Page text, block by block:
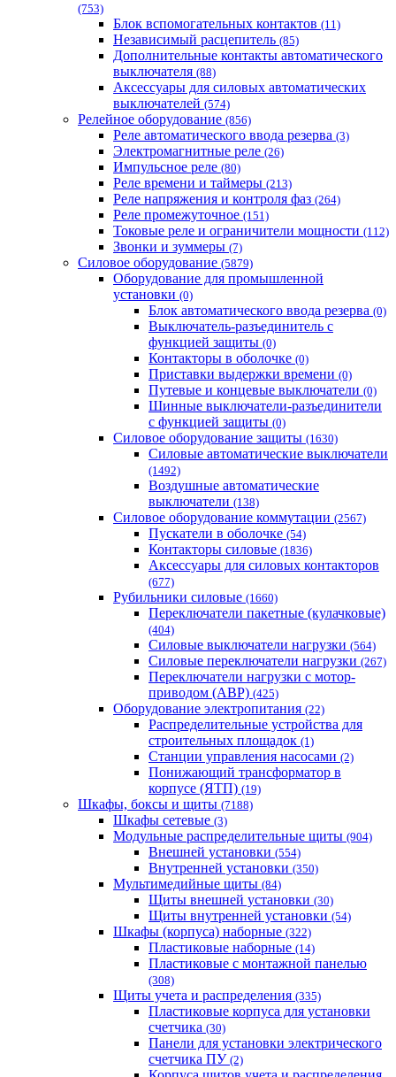
(753)
Блок вспомогательных контактов (11)
Независимый расцепитель (85)
Дополнительные контакты автоматического
выключателя (88)
Аксессуары для силовых автоматических
выключателей (574)
Релейное оборудование (856)
Реле автоматического ввода резерва (3)
Электромагнитные реле (26)
Импульсное реле (80)
Реле времени и таймеры (213)
Реле напряжения и контроля фаз (264)
Реле промежуточное (151)
Токовые реле и ограничители мощности (112)
Звонки и зуммеры (7)
Силовое оборудование (5879)
Оборудование для промышленной
установки (0)
Блок автоматического ввода резерва (0)
Выключатель-разъединитель с
функцией защиты (0)
Контакторы в оболочке (0)
Приставки выдержки времени (0)
Путевые и концевые выключатели (0)
Шинные выключатели-разъединители
с функцией защиты (0)
Силовое оборудование защиты (1630)
Силовые автоматические выключатели
(1492)
Воздушные автоматические
выключатели (138)
Силовое оборудование коммутации (2567)
Пускатели в оболочке (54)
Контакторы силовые (1836)
Аксессуары для силовых контакторов
(677)
Рубильники силовые (1660)
Переключатели пакетные (кулачковые)
(404)
Силовые выключатели нагрузки (564)
Cиловые переключатели нагрузки (267)
Переключатели нагрузки с мотор-
приводом (АВР) (425)
Оборудование электропитания (22)
Распределительные устройства для
строительных площадок (1)
Станции управления насосами (2)
Понижающий трансформатор в
корпусе (ЯТП) (19)
Шкафы, боксы и щиты (7188)
Шкафы сетевые (3)
Модульные распределительные щиты (904)
Внешней установки (554)
Внутренней установки (350)
Мультимедийные щиты (84)
Щиты внешней установки (30)
Щиты внутренней установки (54)
Шкафы (корпуса) наборные (322)
Пластиковые наборные (14)
Пластиковые с монтажной панелью
(308)
Щиты учета и распределения (335)
Пластиковые корпуса для установки
счетчика (30)
Панели для установки электрического
счетчика ПУ (2)